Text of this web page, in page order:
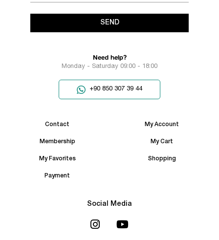
SEND
Need help?
Monday - Saturday 09:00 - 18:00
+90 850 307 39 44
Contact My Account
Membership My Cart
My Favorites Shopping
Payment
Social Media